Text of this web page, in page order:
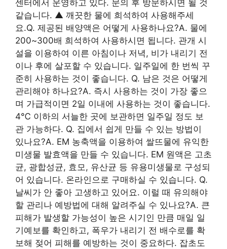
센터에서 운영하고 있다. 문의 후 방문하시면 될 것
같습니다. ▲ 깨끗한 물에 희석하여 사용해주세
요.Q. 제공된 배양액은 어떻게 사용하나요?A. 물에
200~300배 희석하여 사용하시면 됩니다. 관개 시
설을 이용하여 이른 아침이나 저녁, 비가 내리기 전
이나 후에 살포할 수 있습니다. 일주일에 한 번씩 꾸
준히 사용하는 것이 좋습니다. Q. 남은 것은 어떻게
관리해야 하나요?A. 즉시 사용하는 것이 가장 좋으
며 가급적이면 2일 이내에 사용하는 것이 좋습니다.
4℃ 이하의 서늘한 곳에 보관하면 일주일 정도 보
관 가능하다. Q. 집에서 쉽게 만들 수 있는 방법이
있나요?A. EM 농축액을 이용하여 쌀뜨물에 유익한
미생물 발효액을 만들 수 있습니다. EM 원액은 고초
균, 광합성균, 효모, 유산균 등 유용미생물로 구성되
어 있습니다. 온라인으로 구매하실 수 있습니다. Q.
날씨가 안 좋아 고생하고 있어요. 이럴 때 유의해야
할 관리나 예방법에 대해 알려주실 수 있나요?A. 큰
피해가 발생할 가능성이 높은 시기인 만큼 매일 일
기예보를 확인하고, 폭우가 내리기 전 배수로를 확
보해 젖어 피해를 예방하는 것이 중요하다. 잡초도